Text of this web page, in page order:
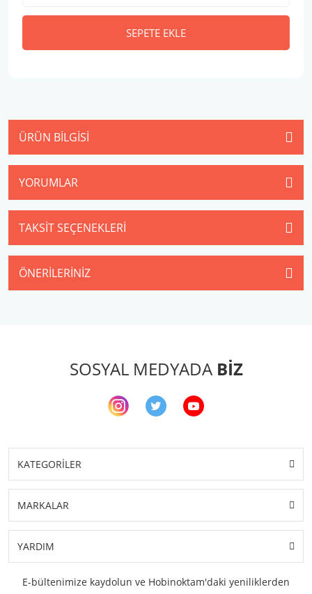
SEPETE EKLE
ÜRÜN BILGISI
YORUMLAR
TAKSIT SEÇENEKLERI
ÖNERILERINIZ
SOSYAL MEDYADA BİZ
KATEGORİLER
MARKALAR
YARDIM
E-bültenimize kaydolun ve Hobinoktam'daki yeniliklerden